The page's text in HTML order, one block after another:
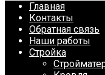
Главная
Контакты
Обратная связь
Наши работы
Стройка